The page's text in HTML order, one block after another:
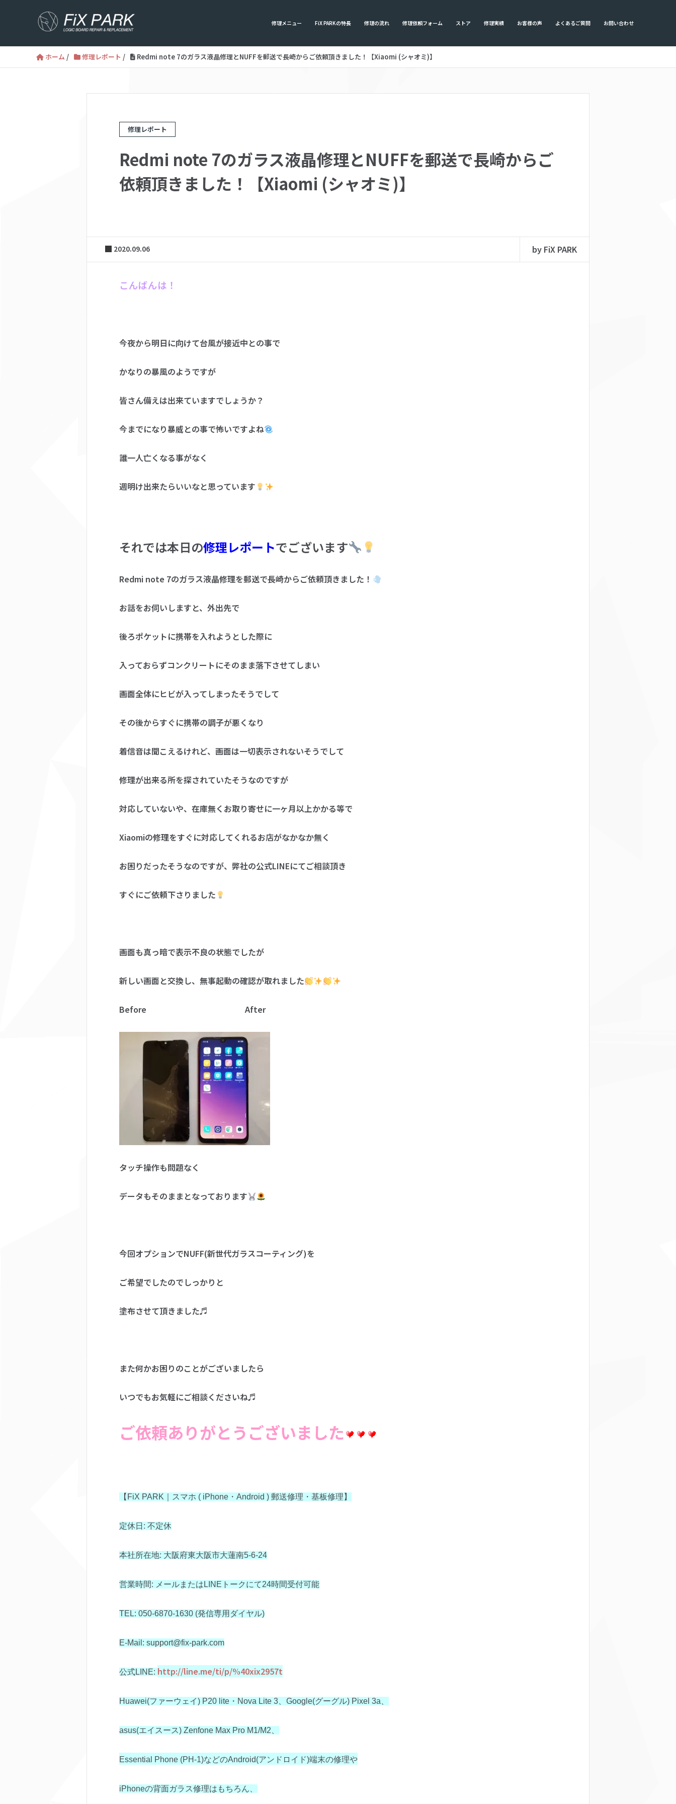
修理メニュー FiX PARKの特長 修理の流れ 修理依頼フォーム ストア 修理実績 お客様の声 よくあるご質問 お問い合わせ
ホーム / 修理レポート / Redmi note 7のガラス液晶修理とNUFFを郵送で長崎からご依頼頂きました！【Xiaomi (シャオミ)】
修理レポート
Redmi note 7のガラス液晶修理とNUFFを郵送で長崎からご
依頼頂きました！【Xiaomi (シャオミ)】
2020.09.06 by FiX PARK
こんばんは！
今夜から明日に向けて台風が接近中との事で
かなりの暴風のようですが
皆さん備えは出来ていますでしょうか？
今までになり暴威との事で怖いですよね
誰一人亡くなる事がなく
週明け出来たらいいなと思っています
それでは本日の修理レポートでございます
Redmi note 7のガラス液晶修理を郵送で長崎からご依頼頂きました！
お話をお伺いしますと、外出先で
後ろポケットに携帯を入れようとした際に
入っておらずコンクリートにそのまま落下させてしまい
画面全体にヒビが入ってしまったそうでして
その後からすぐに携帯の調子が悪くなり
着信音は聞こえるけれど、画面は一切表示されないそうでして
修理が出来る所を探されていたそうなのですが
対応していないや、在庫無くお取り寄せに一ヶ月以上かかる等で
Xiaomiの修理をすぐに対応してくれるお店がなかなか無く
お困りだったそうなのですが、弊社の公式LINEにてご相談頂き
すぐにご依頼下さりました
画面も真っ暗で表示不良の状態でしたが
新しい画面と交換し、無事起動の確認が取れました
Before After
タッチ操作も問題なく
データもそのままとなっております
今回オプションでNUFF(新世代ガラスコーティング)を
ご希望でしたのでしっかりと
塗布させて頂きました♬
また何かお困りのことがございましたら
いつでもお気軽にご相談くださいね♬
ご依頼ありがとうございました
【FiX PARK｜スマホ ( iPhone・Android ) 郵送修理・基板修理】
定休日: 不定休
本社所在地: 大阪府東大阪市大蓮南5-6-24
営業時間: メールまたはLINEトークにて24時間受付可能
TEL: 050-6870-1630 (発信専用ダイヤル)
E-Mail: support@fix-park.com
公式LINE: http://line.me/ti/p/%40xix2957t
Huawei(ファーウェイ) P20 lite・Nova Lite 3、Google(グーグル) Pixel 3a、
asus(エイスース) Zenfone Max Pro M1/M2、
Essential Phone (PH-1)などのAndroid(アンドロイド)端末の修理や
iPhoneの背面ガラス修理はもちろん、